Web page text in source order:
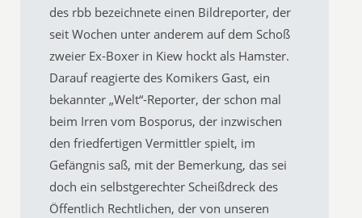
des rbb bezeichnete einen Bildreporter, der
seit Wochen unter anderem auf dem Schoß
zweier Ex-Boxer in Kiew hockt als Hamster.
Darauf reagierte des Komikers Gast, ein
bekannter „Welt“-Reporter, der schon mal
beim Irren vom Bosporus, der inzwischen
den friedfertigen Vermittler spielt, im
Gefängnis saß, mit der Bemerkung, das sei
doch ein selbstgerechter Scheißdreck des
Öffentlich Rechtlichen, der von unseren